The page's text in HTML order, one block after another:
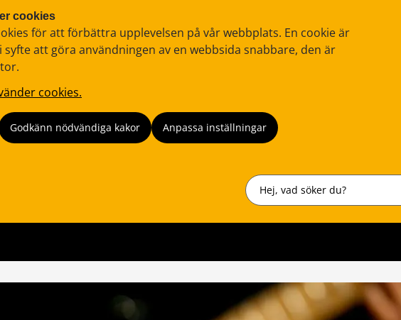
cookies
för att förbättra upplevelsen på vår webbplats. En cookie är
syfte att göra användningen av en webbsida snabbare, den är
cookies.
Godkänn nödvändiga kakor Anpassa inställningar
Sök